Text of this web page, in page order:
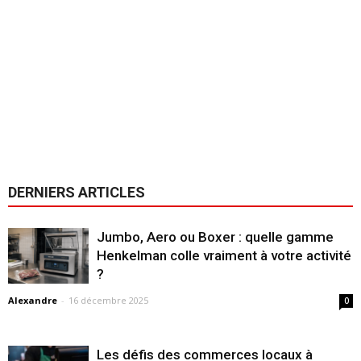
DERNIERS ARTICLES
Jumbo, Aero ou Boxer : quelle gamme
Henkelman colle vraiment à votre activité
?
Alexandre - 16 décembre 2025 0
Les défis des commerces locaux à